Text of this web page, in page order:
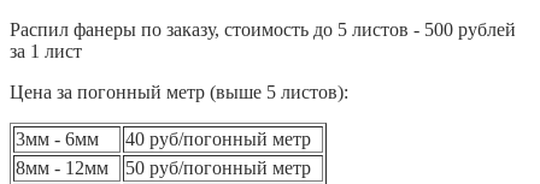
Распил фанеры по заказу, стоимость до 5 листов - 500 рублей
за 1 лист
Цена за погонный метр (выше 5 листов):
3мм - 6мм
40 руб/погонный метр
8мм - 12мм
50 руб/погонный метр